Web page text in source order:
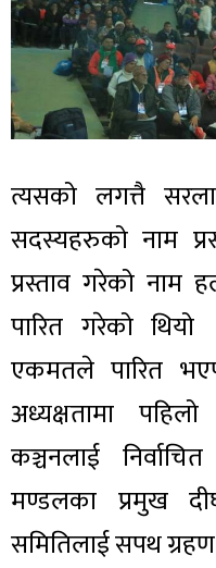
त्यसको लगत्तै
सदस्यहरुको नाम
प्रस्ताव गरेको
पारित गरेको
एकमतले पारित
अध्यक्षतामा
कञ्चनलाई
मण्डलका प्रमुख
समितिलाई सपथ